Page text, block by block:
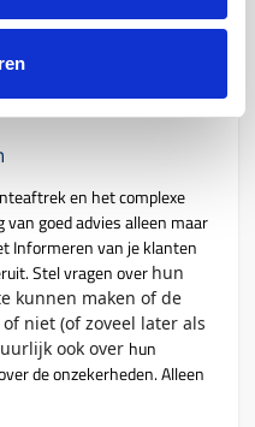
gelijke financiële
eerlijker, maar ook
en het complexe
goed advies alleen maar
Informeren van je klanten
Stel vragen over hun
kunnen maken of de
niet (of zoveel later als
ook over hun
de onzekerheden. Alleen